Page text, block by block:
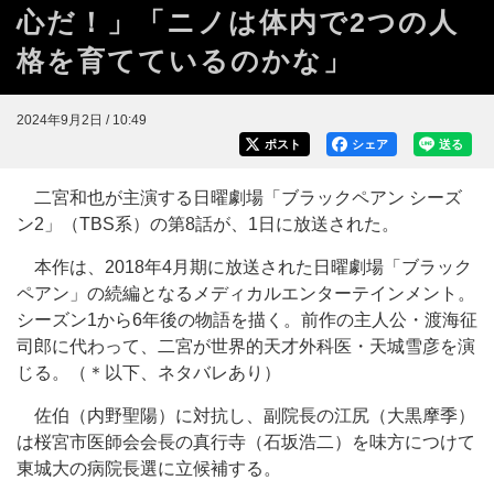
心だ！」「ニノは体内で2つの人
格を育てているのかな」
2024年9月2日 / 10:49
送る
シェア
ポスト
二宮和也が主演する日曜劇場「ブラックペアン シーズ
ン2」（TBS系）の第8話が、1日に放送された。
本作は、2018年4月期に放送された日曜劇場「ブラック
ペアン」の続編となるメディカルエンターテインメント。
シーズン1から6年後の物語を描く。前作の主人公・渡海征
司郎に代わって、二宮が世界的天才外科医・天城雪彦を演
じる。（＊以下、ネタバレあり）
佐伯（内野聖陽）に対抗し、副院長の江尻（大黒摩季）
は桜宮市医師会会長の真行寺（石坂浩二）を味方につけて
東城大の病院長選に立候補する。